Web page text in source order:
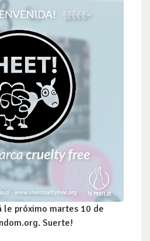
le próximo martes 10 de
Suerte!